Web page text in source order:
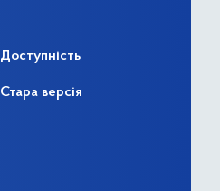
Доступність
Стара версія